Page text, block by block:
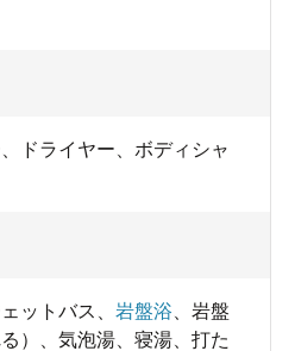
ドライヤー
ボディシャ
ットバス 岩盤浴
岩盤
）
気泡湯 寝湯
打た